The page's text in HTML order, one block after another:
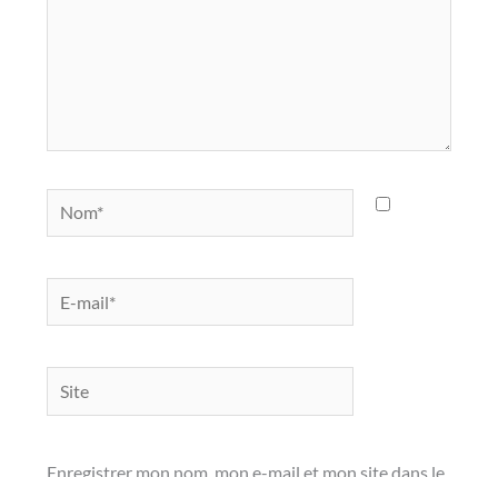
Nom*
E-
mail*
Site
Enregistrer mon nom, mon e-mail et mon site dans le